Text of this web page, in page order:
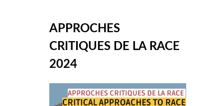
APPROCHES
CRITIQUES DE LA RACE
2024